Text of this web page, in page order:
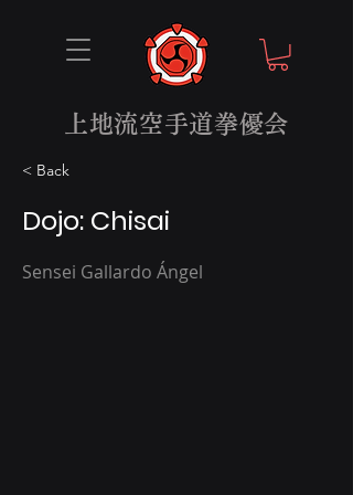
上地流空手道拳優会
< Back
Dojo: Chisai
Sensei Gallardo Ángel